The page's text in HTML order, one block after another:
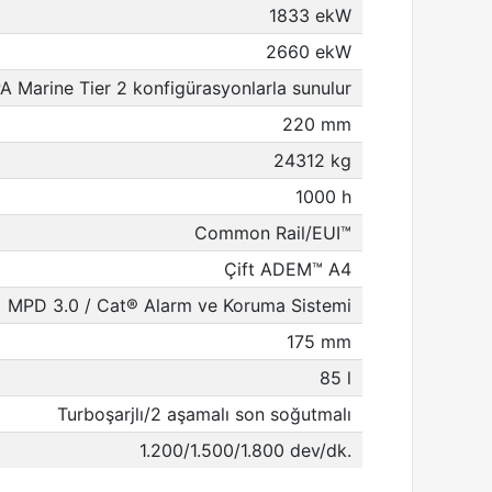
1833 ekW
2660 ekW
Marine Tier 2 konfigürasyonlarla sunulur
220 mm
24312 kg
1000 h
Common Rail/EUI™
Çift ADEM™ A4
MPD 3.0 / Cat® Alarm ve Koruma Sistemi
175 mm
85 l
Turboşarjlı/2 aşamalı son soğutmalı
1.200/1.500/1.800 dev/dk.